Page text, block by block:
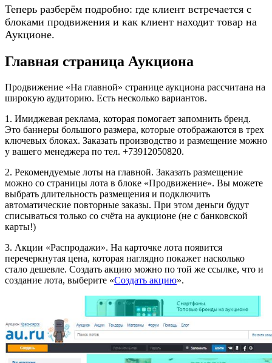
Теперь разберём подробно: где клиент встречается с
блоками продвижения и как клиент находит товар на
Аукционе.
Главная страница Аукциона
Продвижение «На главной» странице аукциона рассчитана на
широкую аудиторию. Есть несколько вариантов.
1. Имиджевая реклама, которая помогает запомнить бренд.
Это баннеры большого размера, которые отображаются в трех
ключевых блоках. Заказать производство и размещение можно
у вашего менеджера по тел. +73912050820.
2. Рекомендуемые лоты на главной. Заказать размещение
можно со страницы лота в блоке «Продвижение». Вы можете
выбрать длительность размещения и подключить
автоматические повторные заказы. При этом деньги будут
списываться только со счёта на аукционе (не с банковской
карты!)
3. Акции «Распродажи». На карточке лота появится
перечеркнутая цена, которая наглядно покажет насколько
стало дешевле. Создать акцию можно по той же ссылке, что и
создание лота, выберите «Создать акцию».